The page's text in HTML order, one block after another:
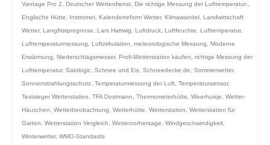
Vantage Pro 2
Deutscher Wetterdienst Die richtige Messung der Lufttemperatur:
Englische Hütte
Instromet Kalenderreform Wetter, Klimawandel Landwirtschaft
Wetter, Langfristprognose Lars Hattwig Luftdruck Luftfeuchte Lufttemperatur,
Lufttemperaturmessung
Luftzirkulation meteorologische Messung
Moderne
Erwärmung
Niederschlagsmesser, Profi-Wetterstation kaufen
richtige Messung der
Lufttemperatur, Sainlogic Schnee und Eis Schneedecke.de Sommerwetter,
Sonnenstrahlungsschutz Temperaturmessung der Luft Temperatursensor,
Testsieger Wetterstation
TFA Dostmann Thermometerhütte Weerhuisje
Wetter-
Häuschen
Wetterbeobachtung Wetterhütte Wetterstation
Wetterstation für
Garten
Wetterstation Vergleich Wettervorhersage Windgeschwindigkeit
Winterwetter, WMO-Standards